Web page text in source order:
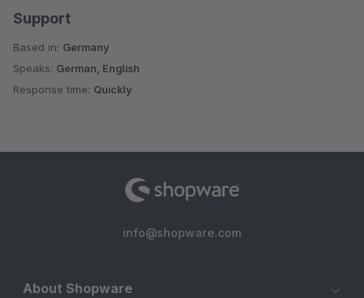
Support
Based in: Germany
Speaks: German, English
Response time: Quickly
info@shopware.com
About Shopware